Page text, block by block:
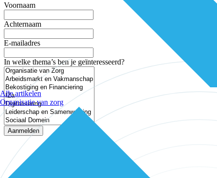
Alle artikelen
Organisatie van zorg
Voornaam
Achternaam
E-mailadres
In welke thema’s ben je geïnteresseerd?